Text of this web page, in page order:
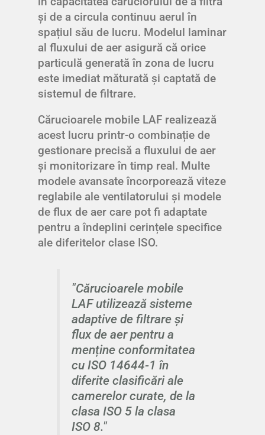
și de a circula continuu aerul în
spațiul său de lucru. Modelul laminar
al fluxului de aer asigură că orice
particulă generată în zona de lucru
este imediat măturată și captată de
sistemul de filtrare.
Cărucioarele mobile LAF realizează
acest lucru printr-o combinație de
gestionare precisă a fluxului de aer
și monitorizare în timp real. Multe
modele avansate încorporează viteze
reglabile ale ventilatorului și modele
de flux de aer care pot fi adaptate
pentru a îndeplini cerințele specifice
ale diferitelor clase ISO.
"Cărucioarele mobile
LAF utilizează sisteme
adaptive de filtrare și
flux de aer pentru a
menține conformitatea
cu ISO 14644-1 în
diferite clasificări ale
camerelor curate, de la
clasa ISO 5 la clasa
ISO 8."